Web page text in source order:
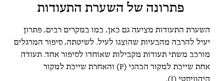
פתרונה של השערת התעודות
השערת התעודות מציעה גם כאן, כמו במקרים רבים, פתרון
יעיל להרבה מהבעיות שהוצגו לעיל. לשיטתה, סיפור המרגלים
מורכב משתי תעודות מקבילות שאוחדו לסיפור אחד. תעודה
אחת שייכת למקור הכהני (P) והאחרת שייכת למקור